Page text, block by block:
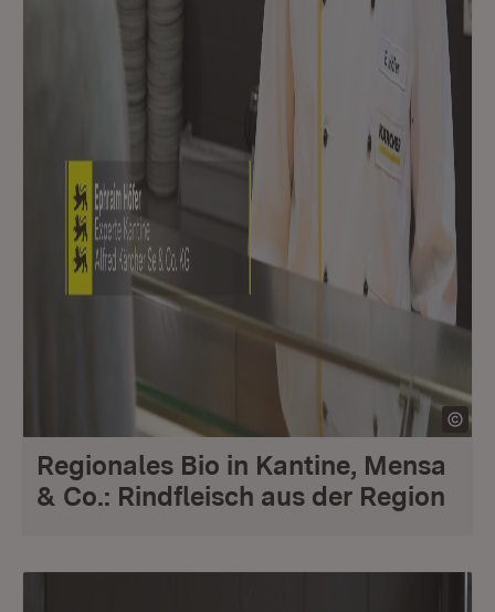
Regionales Bio in Kantine, Mensa
& Co.: Rindfleisch aus der Region